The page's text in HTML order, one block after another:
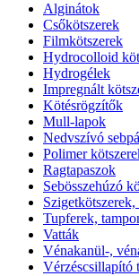
Alginátok
Csőkötszerek
Filmkötszerek
Hydrocolloid
Hydrogélek
Impregnált
Kötésrögzítők
Mull-lapok
Nedvszívó
Polimer
Ragtapaszok
Sebösszehúzó
Szigetkötszerek,
Tupferek,
Vatták
Vénakanül-,
Vérzéscsillapító